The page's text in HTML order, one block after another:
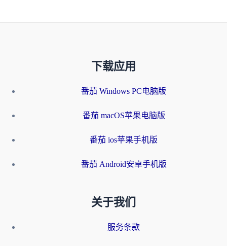
下载应用
番茄 Windows PC电脑版
番茄 macOS苹果电脑版
番茄 ios苹果手机版
番茄 Android安卓手机版
关于我们
服务条款